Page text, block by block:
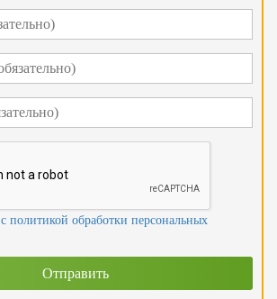
с политикой обработки персональных